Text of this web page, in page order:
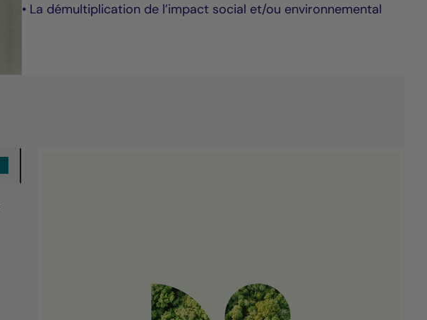
• La démultiplication de l’impact social et/ou environnemental